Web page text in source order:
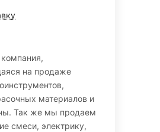
на продаже
материалов и
Так же мы продаем
смеси, электрику,